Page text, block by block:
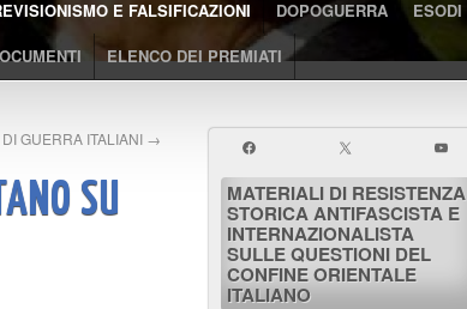
E FALSIFICAZIONI DOPOGUERRA
ESODI
ELENCO DEI PREMIATI
GUERRA ITALIANI →
SU
MATERIALI DI RESISTENZA
STORICA ANTIFASCISTA E
INTERNAZIONALISTA
SULLE QUESTIONI DEL
CONFINE ORIENTALE
ITALIANO